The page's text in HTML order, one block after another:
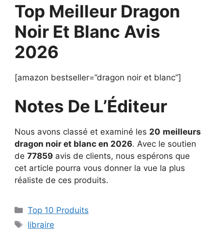
Top Meilleur Dragon
Noir Et Blanc Avis
2026
[amazon bestseller=”dragon noir et blanc”]
Notes De L’Éditeur
Nous avons classé et examiné les 20 meilleurs
dragon noir et blanc en 2026. Avec le soutien
de 77859 avis de clients, nous espérons que
cet article pourra vous donner la vue la plus
réaliste de ces produits.
Top 10 Produits
libraire